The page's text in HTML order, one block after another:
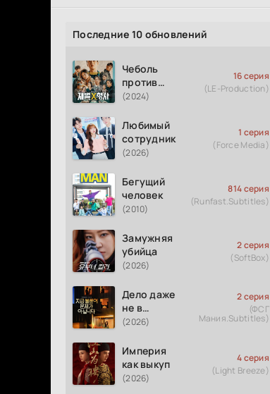
Последние 10 обновлений
Чеболь
против
детектива
(2024)
16 серия
(LE-Production)
Любимый
сотрудник
(2026)
1 серия
(Force Media)
Бегущий
человек
(2010)
814 серия
(Runfast.Subtitles)
Замужняя
убийца
(2026)
2 серия
(SoftBox)
Дело даже
не в
измене
(2026)
2 серия
(ФСГ
Мания.Subtitles)
Империя
как выкуп
(2026)
4 серия
(Light Breeze)